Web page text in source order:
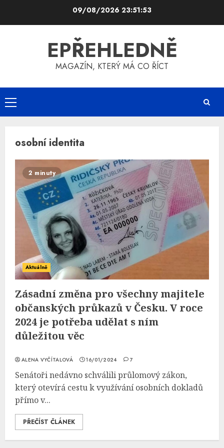
09/08/2026 23:51:53
EPŘEHLEDNĚ
MAGAZÍN, KTERÝ MÁ CO ŘÍCT
Primary
Menu
osobní identita
2 minuty
Aktuálně
Zásadní změna pro všechny majitele
občanských průkazů v Česku. V roce
2024 je potřeba udělat s ním
důležitou věc
ALENA VYČÍTALOVÁ 16/01/2024 7
Senátoři nedávno schválili průlomový zákon,
který otevírá cestu k využívání osobních dokladů
přímo v...
PŘEČÍST ČLÁNEK